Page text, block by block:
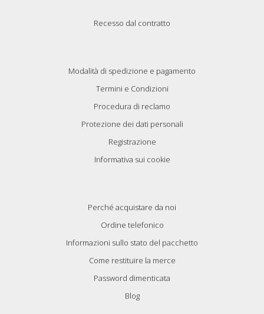
Recesso dal contratto
Modalità di spedizione e pagamento
Termini e Condizioni
Procedura di reclamo
Protezione dei dati personali
Registrazione
Informativa sui cookie
Perché acquistare da noi
Ordine telefonico
Informazioni sullo stato del pacchetto
Come restituire la merce
Password dimenticata
Blog